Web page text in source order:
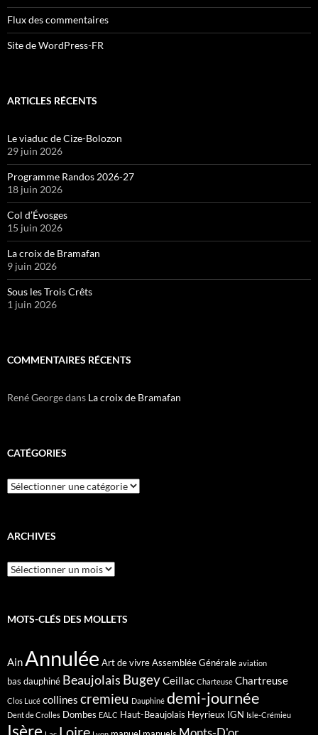
Flux des commentaires
Site de WordPress-FR
ARTICLES RÉCENTS
Le viaduc de Cize-Bolozon
29 juin 2026
Programme Randos 2026-27
18 juin 2026
Col d’Évosges
15 juin 2026
La croix de Bramafan
9 juin 2026
Sous les Trois Crêts
1 juin 2026
COMMENTAIRES RÉCENTS
René Georgedans La croix de Bramafan
CATÉGORIES
Catégories
ARCHIVES
Archives
MOTS-CLÉS DES MOLLETS
Ain Annulée Art de vivreAssemblée Générale aviation
bas dauphiné Beaujolais BugeyCeillac Charteuse Chartreuse
Clos Lucé collines cremieu Dauphiné demi-journée
Dent de Crolles Dombes EALC Haut-Beaujolais Heyrieux IGN Isle-Crémieu
Isère Loire